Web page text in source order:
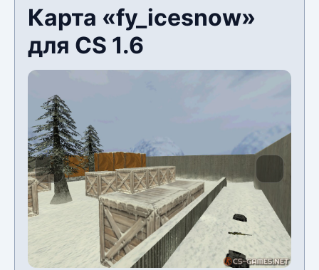
Карта «fy_icesnow»
для CS 1.6